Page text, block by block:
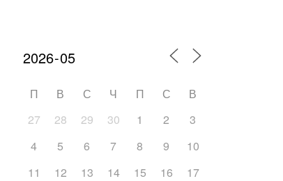
П В С Ч П С
В
27
28 29 30 1 2
3
4
5 6 7 8 9
10
11
12 13 14 15 16
17